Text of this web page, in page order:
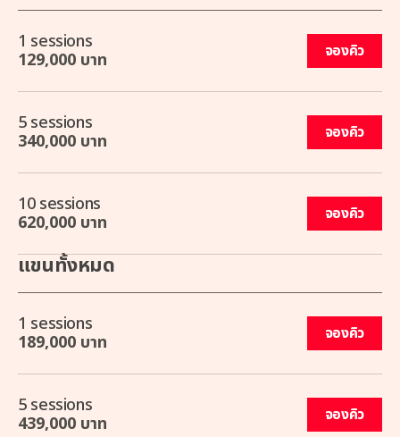
1 sessions
129,000 บาท จองคิว
5 sessions
340,000 บาท จองคิว
10 sessions
620,000 บาท จองคิว
แขนทั้งหมด
1 sessions
189,000 บาท จองคิว
5 sessions
439,000 บาท จองคิว